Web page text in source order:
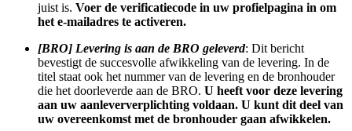
juist is. Voer de verificatiecode in uw profielpagina in om
het e-mailadres te activeren.
[BRO] Levering is aan de BRO geleverd: Dit bericht
bevestigt de succesvolle afwikkeling van de levering. In de
titel staat ook het nummer van de levering en de bronhouder
die het doorleverde aan de BRO. U heeft voor deze levering
aan uw aanleververplichting voldaan. U kunt dit deel van
uw overeenkomst met de bronhouder gaan afwikkelen.